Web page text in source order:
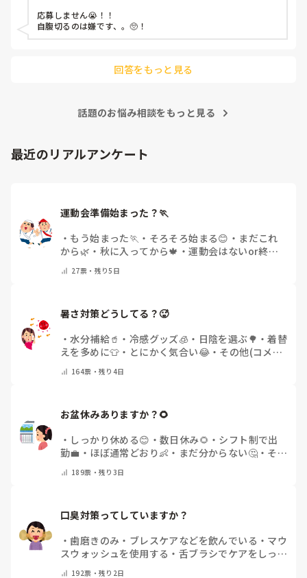
応募しません😭！！
自腹切るのは嫌です、。🥺！
回答をもっと見る
話題のお悩み相談をもっと見る
最近のリアルアンケート
運動会準備始まった？🏃
・ もう始まった🏃 ・ そろそろ始まる😊 ・ まだこれ
から🌿 ・ 秋に入ってから🍁 ・運動会はないor終わ
27票・ 残り5日
暑さ対策どうしてる？🥵
・水分補給🥤 ・ 冷感グッズ🧊 ・ 日陰を選ぶ🌳 ・着替
えを多めに👕 ・ とにかく気合い😂・ その他(コメン
164票・残り4日
お盆休みありますか？🌻
・ しっかり休める😊 ・ 数日休み🌻 ・ シフト制で出
勤💼 ・ ほぼ通常どおり👶 ・ まだ分からない🤔・ その
189票・残り3日
口臭対策ってしていますか？
・歯磨きのみ ・ ブレスケアなどを飲んでいる ・ マウ
スウォッシュを使用する ・ 舌ブラシでケアをしっか
192票・残り2日